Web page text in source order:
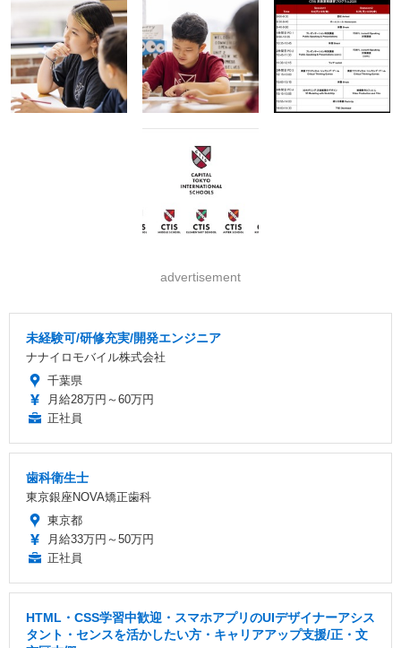
advertisement
未経験可/研修充実/開発エンジニア
ナナイロモバイル株式会社
千葉県
月給28万円～60万円
正社員
歯科衛生士
東京銀座NOVA矯正歯科
東京都
月給33万円～50万円
正社員
HTML・CSS学習中歓迎・スマホアプリのUIデザイナーアシス
タント・センスを活かしたい方・キャリアアップ支援/正・文